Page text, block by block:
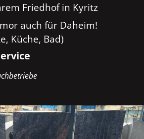
Friedhof in Kyritz
auch für Daheim!
Küche, Bad)